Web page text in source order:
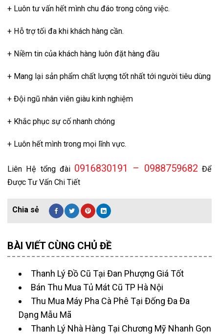
+ Luôn tư vấn hết mình chu đáo trong công việc.
+ Hỗ trợ tối đa khi khách hàng cần.
+ Niềm tin của khách hàng luôn đặt hàng đầu
+ Mang lại sản phẩm chất lượng tốt nhất tới người tiêu dùng
+ Đội ngũ nhân viên giàu kinh nghiệm
+ Khắc phục sự cố nhanh chóng
+ Luôn hết mình trong mọi lĩnh vực.
Liên Hệ tổng đài 0916830191 – 0988759682 Để
Được Tư Vấn Chi Tiết
BÀI VIẾT CÙNG CHỦ ĐỀ
Thanh Lý Đồ Cũ Tại Đan Phượng Giá Tốt
Bán Thu Mua Tủ Mát Cũ TP Hà Nội
Thu Mua Máy Pha Cà Phê Tại Đống Đa Đa
Dạng Mẫu Mã
Thanh Lý Nhà Hàng Tại Chương Mỹ Nhanh Gọn